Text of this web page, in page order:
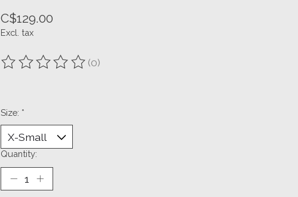
C$129.00
Excl. tax
The rating of this product is
(0)
Size: *
Quantity: